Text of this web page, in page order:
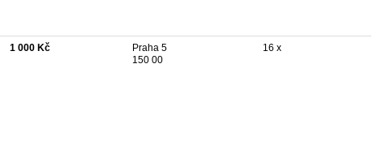
1 000 Kč
Praha 5
150 00
16 x